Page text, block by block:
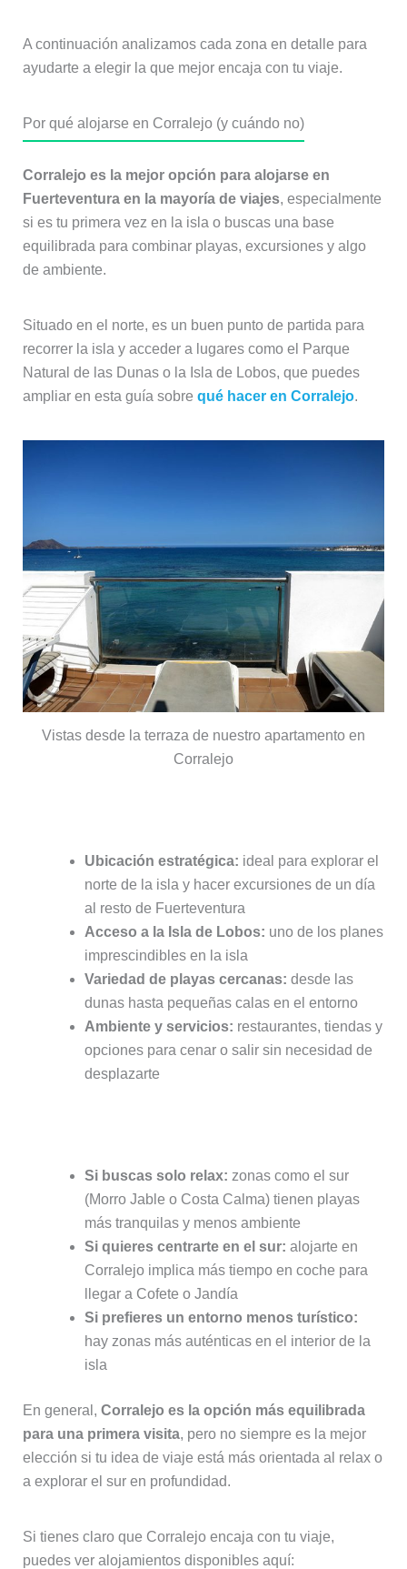
A continuación analizamos cada zona en detalle para
ayudarte a elegir la que mejor encaja con tu viaje.
Por qué alojarse en Corralejo (y cuándo no)
Corralejo es la mejor opción para alojarse en
Fuerteventura en la mayoría de viajes, especialmente
si es tu primera vez en la isla o buscas una base
equilibrada para combinar playas, excursiones y algo
de ambiente.
Situado en el norte, es un buen punto de partida para
recorrer la isla y acceder a lugares como el Parque
Natural de las Dunas o la Isla de Lobos, que puedes
ampliar en esta guía sobre qué hacer en Corralejo.
Vistas desde la terraza de nuestro apartamento en
Corralejo
Ubicación estratégica: ideal para explorar el
norte de la isla y hacer excursiones de un día
al resto de Fuerteventura
Acceso a la Isla de Lobos: uno de los planes
imprescindibles en la isla
Variedad de playas cercanas: desde las
dunas hasta pequeñas calas en el entorno
Ambiente y servicios: restaurantes, tiendas y
opciones para cenar o salir sin necesidad de
desplazarte
Si buscas solo relax: zonas como el sur
(Morro Jable o Costa Calma) tienen playas
más tranquilas y menos ambiente
Si quieres centrarte en el sur: alojarte en
Corralejo implica más tiempo en coche para
llegar a Cofete o Jandía
Si prefieres un entorno menos turístico:
hay zonas más auténticas en el interior de la
isla
En general, Corralejo es la opción más equilibrada
para una primera visita, pero no siempre es la mejor
elección si tu idea de viaje está más orientada al relax o
a explorar el sur en profundidad.
Si tienes claro que Corralejo encaja con tu viaje,
puedes ver alojamientos disponibles aquí: